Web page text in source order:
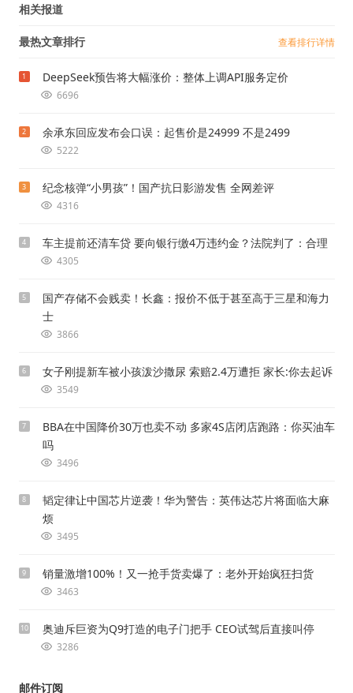
相关报道
最热文章排行 查看排行详情
1 DeepSeek预告将大幅涨价：整体上调API服务定价
6696
2 余承东回应发布会口误：起售价是24999 不是2499
5222
3 纪念核弹“小男孩”！国产抗日影游发售 全网差评
4316
4 车主提前还清车贷 要向银行缴4万违约金？法院判了：合理
4305
5
国产存储不会贱卖！长鑫：报价不低于甚至高于三星和海力
士
3866
6 女子刚提新车被小孩泼沙撒尿 索赔2.4万遭拒 家长:你去起诉
3549
7
BBA在中国降价30万也卖不动 多家4S店闭店跑路：你买油车
吗
3496
8
韬定律让中国芯片逆袭！华为警告：英伟达芯片将面临大麻
烦
3495
9 销量激增100%！又一抢手货卖爆了：老外开始疯狂扫货
3463
10 奥迪斥巨资为Q9打造的电子门把手 CEO试驾后直接叫停
3286
邮件订阅